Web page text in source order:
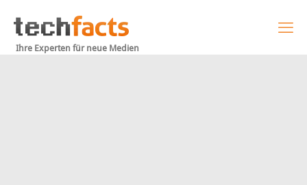
Ihre Experten für neue Medien